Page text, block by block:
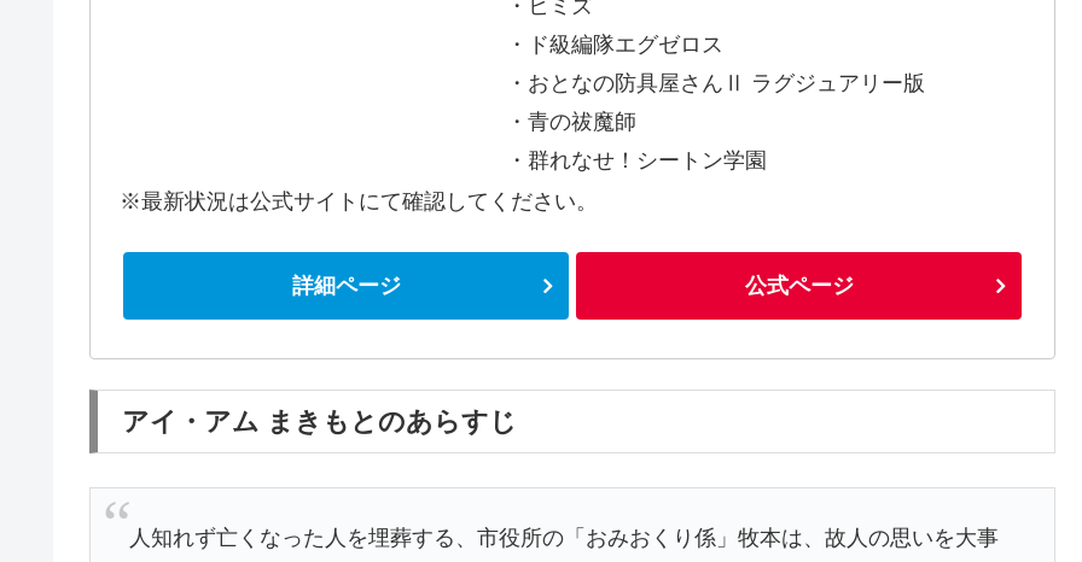
・ヒミズ
・ド級編隊エグゼロス
・おとなの防具屋さんⅡ ラグジュアリー版
・青の祓魔師
・群れなせ！シートン学園
※最新状況は公式サイトにて確認してください。
詳細ページ 公式ページ
アイ・アム まきもとのあらすじ
人知れず亡くなった人を埋葬する、市役所の「おみおくり係」牧本は、故人の思いを大事